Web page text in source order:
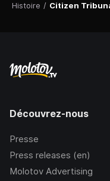
Histoire / Citizen
Découvrez-nous
Presse
Press releases (en)
Molotov Advertising